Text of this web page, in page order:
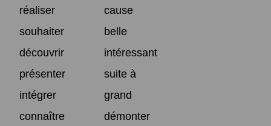
réaliser
cause
souhaiter
belle
découvrir
intéressant
présenter
suite à
intégrer
grand
connaître
démonter